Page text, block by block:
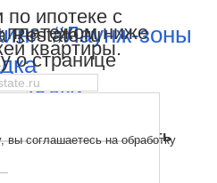
область
Ленинградская область
Restate.ru
пароль
#Лаунж-зоны
по ипотеке с
ниже
квартиры.
о странице
соглашаетесь на обработку